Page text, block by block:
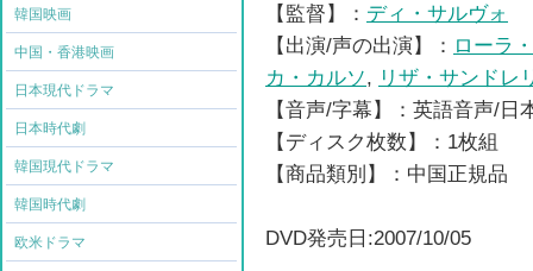
韓国映画
中国・香港映画
日本現代ドラマ
日本時代劇
韓国現代ドラマ
韓国時代劇
欧米ドラマ
【監督】： ディ・サルヴォ
【出演/声の出演】： ローラ
カ・カルソ, リザ・サンドレ
【音声/字幕】：英語音声/日
【ディスク枚数】：1枚組
【商品類別】：中国正規品
DVD発売日:2007/10/05